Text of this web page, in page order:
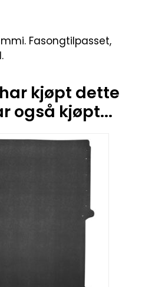
Fasongtilpasset,
kjøpt dette
også kjøpt...